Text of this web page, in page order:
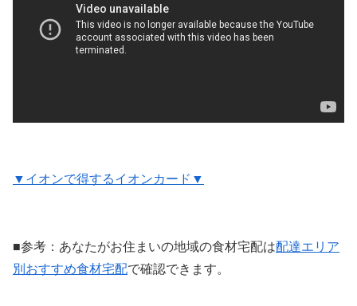
▼イオンで得するイオンカード▼
■参考：あなたがお住まいの地域の食材宅配は配達エリア
別おすすめ食材宅配で確認できます。